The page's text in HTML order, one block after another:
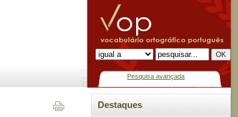
Pesquisa avançada
Destaques